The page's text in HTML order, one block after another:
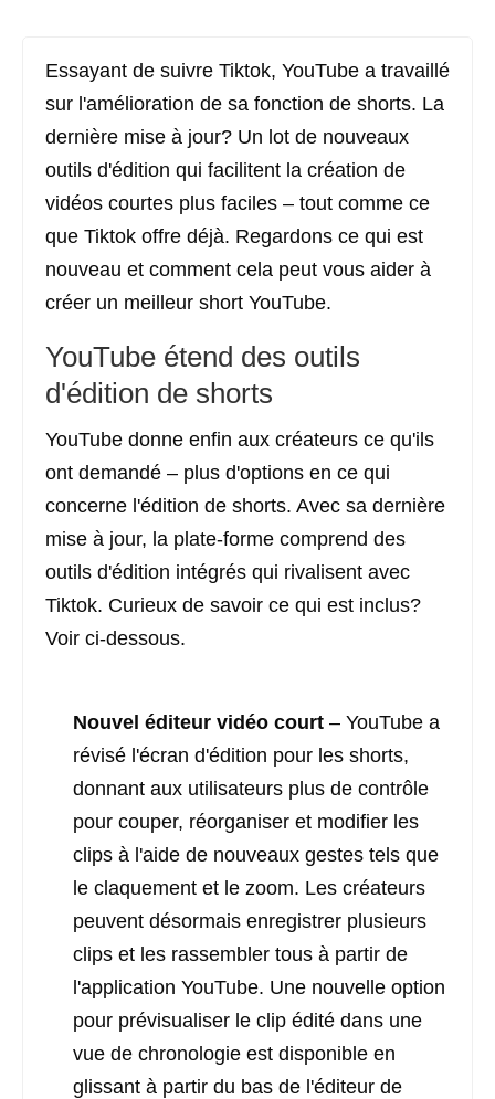
Essayant de suivre Tiktok, YouTube a travaillé
sur l'amélioration de sa fonction de shorts. La
dernière mise à jour? Un lot de nouveaux
outils d'édition qui facilitent la création de
vidéos courtes plus faciles – tout comme ce
que Tiktok offre déjà. Regardons ce qui est
nouveau et comment cela peut vous aider à
créer un meilleur short YouTube.
YouTube étend des outils
d'édition de shorts
YouTube donne enfin aux créateurs ce qu'ils
ont demandé – plus d'options en ce qui
concerne l'édition de shorts. Avec sa dernière
mise à jour, la plate-forme comprend des
outils d'édition intégrés qui rivalisent avec
Tiktok. Curieux de savoir ce qui est inclus?
Voir ci-dessous.
Nouvel éditeur vidéo court – YouTube a
révisé l'écran d'édition pour les shorts,
donnant aux utilisateurs plus de contrôle
pour couper, réorganiser et modifier les
clips à l'aide de nouveaux gestes tels que
le claquement et le zoom. Les créateurs
peuvent désormais enregistrer plusieurs
clips et les rassembler tous à partir de
l'application YouTube. Une nouvelle option
pour prévisualiser le clip édité dans une
vue de chronologie est disponible en
glissant à partir du bas de l'éditeur de